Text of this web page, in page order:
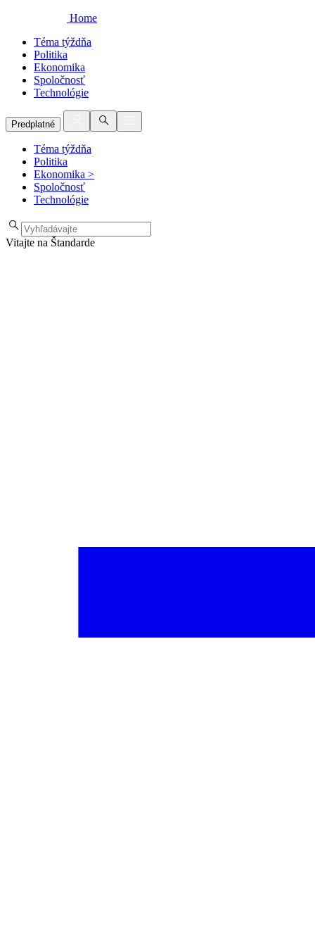
Home
Téma týždňa
Politika
Ekonomika
Spoločnosť
Technológie
Predplatné
Téma týždňa
Politika
Ekonomika >
Spoločnosť
Technológie
Vitajte na Štandarde